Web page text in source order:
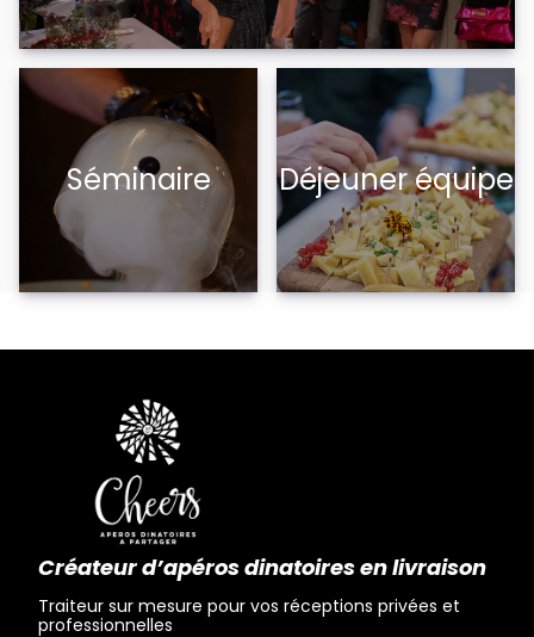
Séminaire Déjeuner équipe
Créateur d’apéros dinatoires en livraison
Traiteur sur mesure pour vos réceptions privées et
professionnelles